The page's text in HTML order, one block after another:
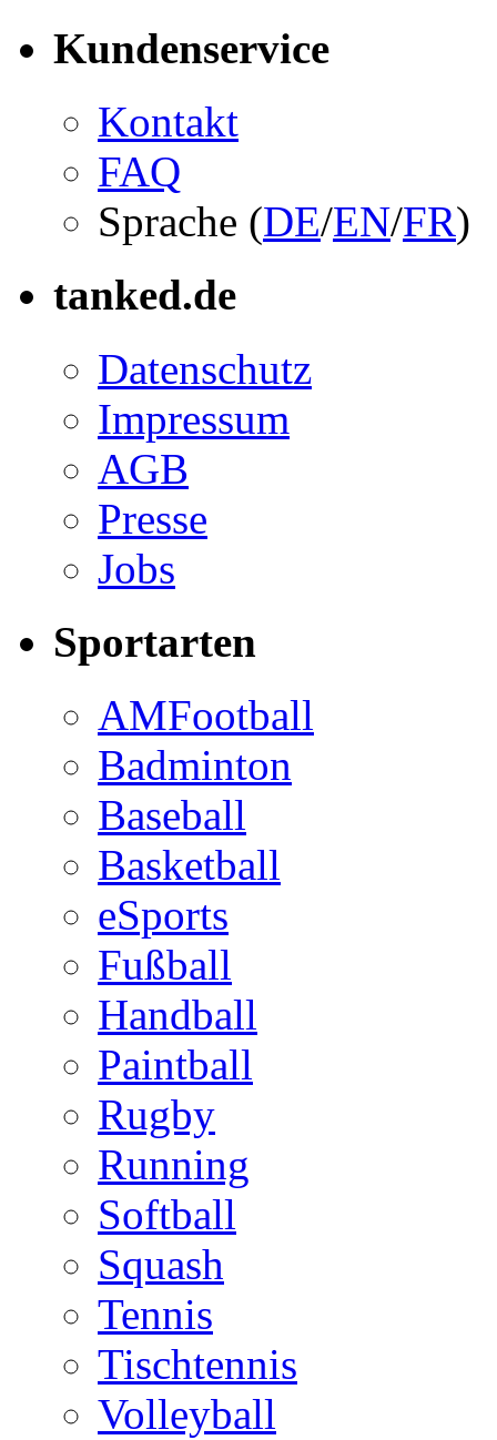
Kundenservice
Kontakt
FAQ
Sprache (DE/EN/FR)
tanked.de
Datenschutz
Impressum
AGB
Presse
Jobs
Sportarten
AMFootball
Badminton
Baseball
Basketball
eSports
Fußball
Handball
Paintball
Rugby
Running
Softball
Squash
Tennis
Tischtennis
Volleyball